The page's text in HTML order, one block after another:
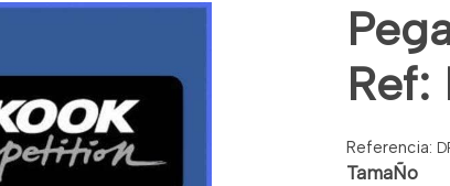
Ref:
Referencia:
TamaÑo